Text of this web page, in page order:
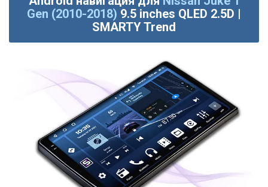
Gen (2010-2018) 9.5 inches QLED 2.5D |
SMARTY Trend